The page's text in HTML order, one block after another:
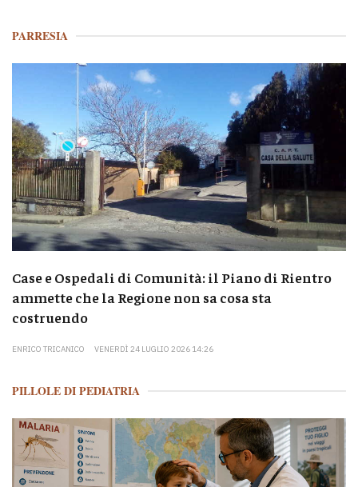
PARRESIA
Case e Ospedali di Comunità: il Piano di Rientro
ammette che la Regione non sa cosa sta
costruendo
ENRICO TRICANICO VENERDÌ 24 LUGLIO 2026 14:26
PILLOLE DI PEDIATRIA